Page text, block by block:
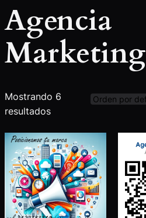
Agencia
Marketing
Mostrando 6
resultados